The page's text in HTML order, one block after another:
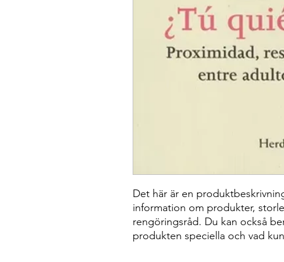
Det här är en
information om produkter,
rengöringsråd. Du kan också
produkten speciella och vad